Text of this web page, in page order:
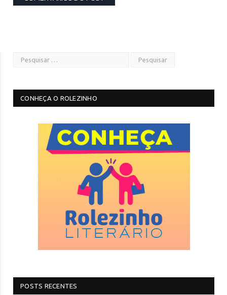
CONHEÇA O ROLEZINHO
POSTS RECENTES